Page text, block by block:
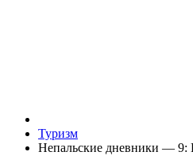
Туризм
Непальские дневники — 9: